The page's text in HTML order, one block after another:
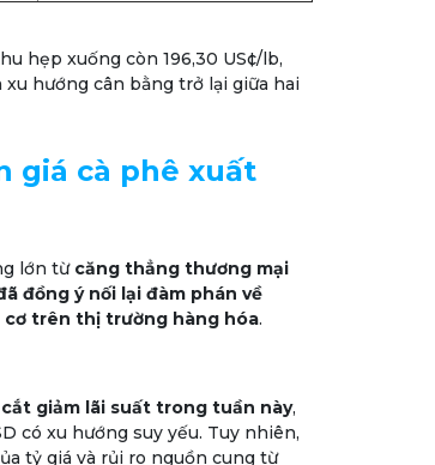
hẹp xuống còn 196,30 US¢/lb,
hướng cân bằng trở lại giữa hai
giá cà phê xuất
lớn từ căng thẳng thương mại
đồng ý nối lại đàm phán về
cơ trên thị trường hàng hóa.
cắt giảm lãi suất trong tuần này,
có xu hướng suy yếu. Tuy nhiên,
tỷ giá và rủi ro nguồn cung từ